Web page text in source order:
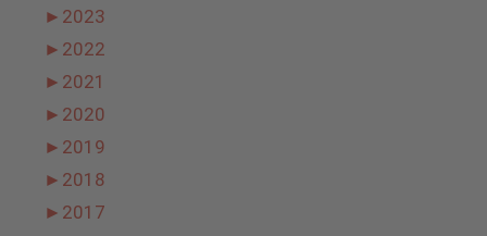
► 2023
► 2022
► 2021
► 2020
► 2019
► 2018
► 2017